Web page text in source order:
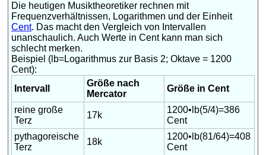
Die heutigen Musiktheoretiker rechnen mit
Frequenzverhältnissen, Logarithmen und der Einheit
Cent. Das macht den Vergleich von Intervallen
unanschaulich. Auch Werte in Cent kann man sich
schlecht merken.
Beispiel (lb=Logarithmus zur Basis 2; Oktave = 1200
Cent):
Intervall
Größe nach
Mercator
Größe in Cent
reine große
Terz
17k
1200•lb(5/4)=386
Cent
pythagoreische
Terz
18k
1200•lb(81/64)=408
Cent